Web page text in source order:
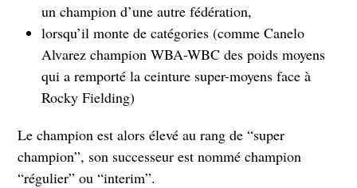
un champion d’une autre fédération,
lorsqu’il monte de catégories (comme Canelo
Alvarez champion WBA-WBC des poids moyens
qui a remporté la ceinture super-moyens face à
Rocky Fielding)
Le champion est alors élevé au rang de “super
champion”, son successeur est nommé champion
“régulier” ou “interim”.